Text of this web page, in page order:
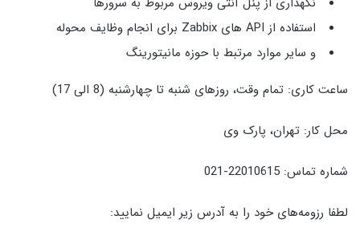
استفاده از API های Zabbix برای انجام وظایف محوله
و سایر موارد مرتبط با حوزه مانیتورینگ
ساعت کاری: تمام وقت، روزهای شنبه تا چهارشنبه (8 الی 17)
محل کار: تهران، پارک وی
شماره تماس: 22010615-021
لطفا رزومه‌های خود را به آدرس زیر ایمیل نمایید: